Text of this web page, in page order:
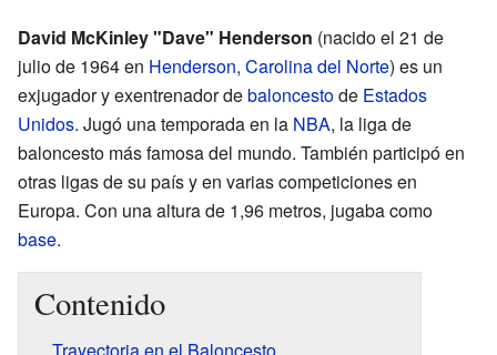
David McKinley "Dave" Henderson (nacido el 21 de
julio de 1964 en Henderson, Carolina del Norte) es un
exjugador y exentrenador debaloncestode Estados
Unidos. Jugó una temporada en la NBA, la liga de
baloncesto más famosa del mundo. También participó en
otras ligas de su país y en varias competiciones en
Europa. Con una altura de 1,96 metros, jugaba como
base.
Contenido
Trayectoria en el Baloncesto